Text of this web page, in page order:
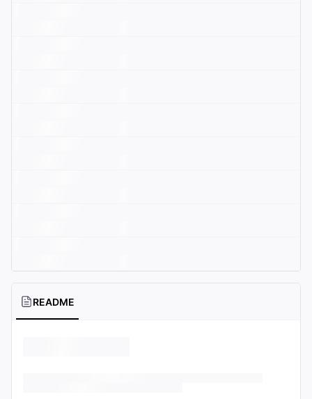
README